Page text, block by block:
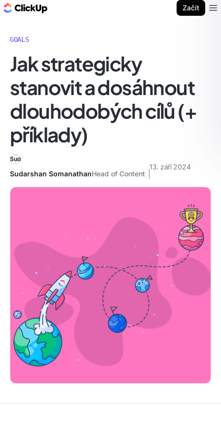
Začít
GOALS
Jak strategicky
stanovit a dosáhnout
dlouhodobých cílů (+
příklady)
Sudarshan SomanathanHead of Content
13. září 2024